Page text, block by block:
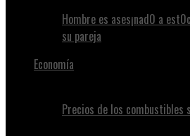
Hombre es ases¡nad0 a
su pareja
Economía
Precios de los combustibles